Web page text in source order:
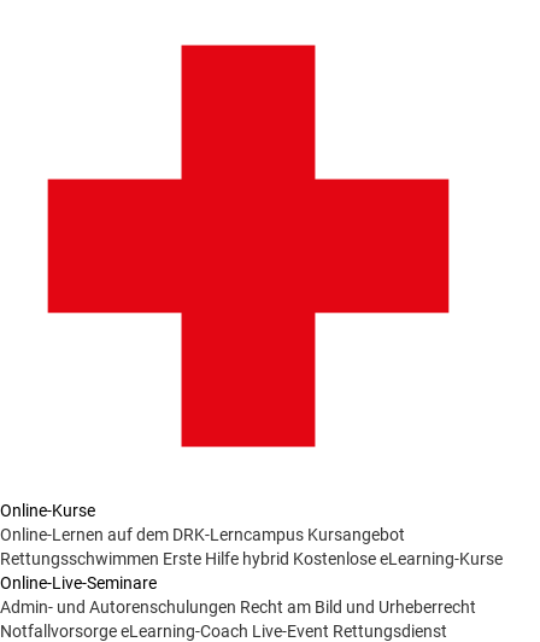
Online-Kurse
Online-Lernen auf dem DRK-Lerncampus Kursangebot
Rettungsschwimmen Erste Hilfe hybrid Kostenlose eLearning-Kurse
Online-Live-Seminare
Admin- und Autorenschulungen Recht am Bild und Urheberrecht
NotfallvorsorgeeLearning-Coach Live-Event Rettungsdienst